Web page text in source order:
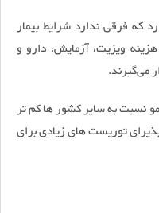
که فرقی ندارد شرایط بیمار
ویزیت، آزمایش، دارو و
می‌گیرند.
نسبت به سایر کشور ها کم تر
توریست های زیادی برای